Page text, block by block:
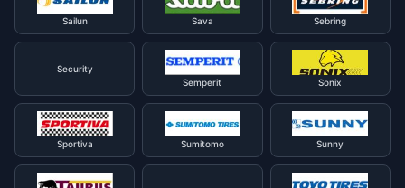
Sailun Sava Sebring
Security
Semperit
Sonix
Sportiva Sumitomo Sunny